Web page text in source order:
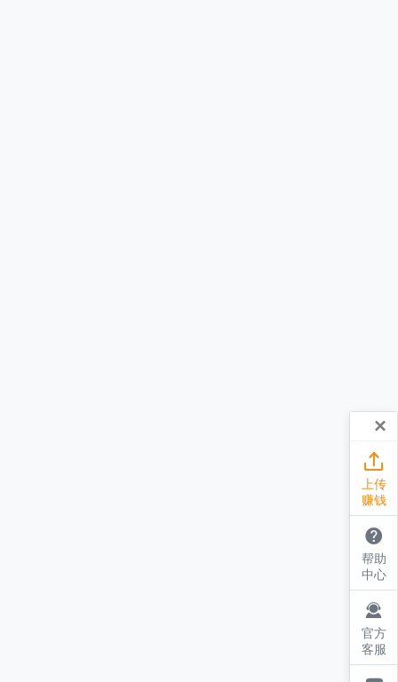
×

上传
赚钱

帮助
中心

官方
客服